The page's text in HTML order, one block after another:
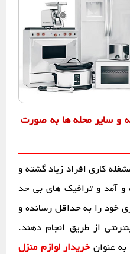
و سایر محله ها به صورت
کاری افراد زیاد گشته و
آمد و ترافیک های بی حد
خود را به حداقل رسانده و
از طریق انجام دهند.
عنوان خریدار لوازم منزل